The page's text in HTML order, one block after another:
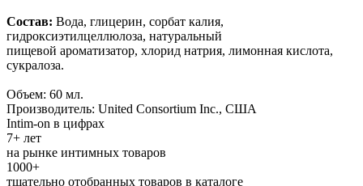
Состав: Вода, глицерин, сорбат калия,
гидроксиэтилцеллюлоза, натуральный
пищевой ароматизатор, хлорид натрия, лимонная кислота,
сукралоза.
Объем: 60 мл.
Производитель: United Consortium Inc., США
Intim-on в цифрах
7+ лет
на рынке интимных товаров
1000+
тщательно отобранных товаров в каталоге